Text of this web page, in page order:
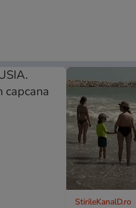
StirileKanalD.ro